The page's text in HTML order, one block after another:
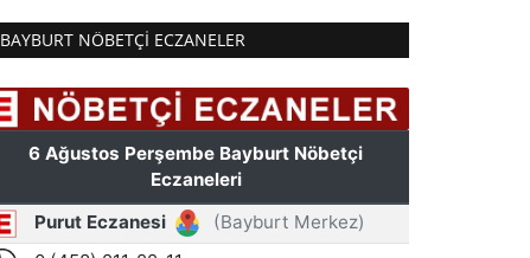
BAYBURT NÖBETÇI ECZANELER